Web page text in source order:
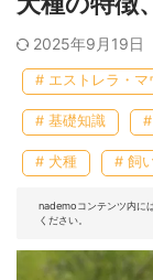
2025年9月19日
# エストレラ・マ
# 基礎知識
# 犬種 # 飼
nademoコンテンツ内に
ください。